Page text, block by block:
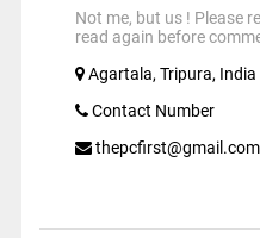
Not me, but us ! Please
read again before
Agartala, Tripura, India
Contact Number
thepcfirst@gmail.com